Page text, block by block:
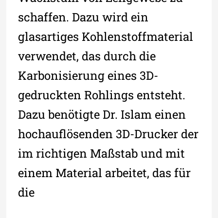
schaffen. Dazu wird ein
glasartiges Kohlenstoffmaterial
verwendet, das durch die
Karbonisierung eines 3D-
gedruckten Rohlings entsteht.
Dazu benötigte Dr. Islam einen
hochauflösenden 3D-Drucker der
im richtigen Maßstab und mit
einem Material arbeitet, das für
die